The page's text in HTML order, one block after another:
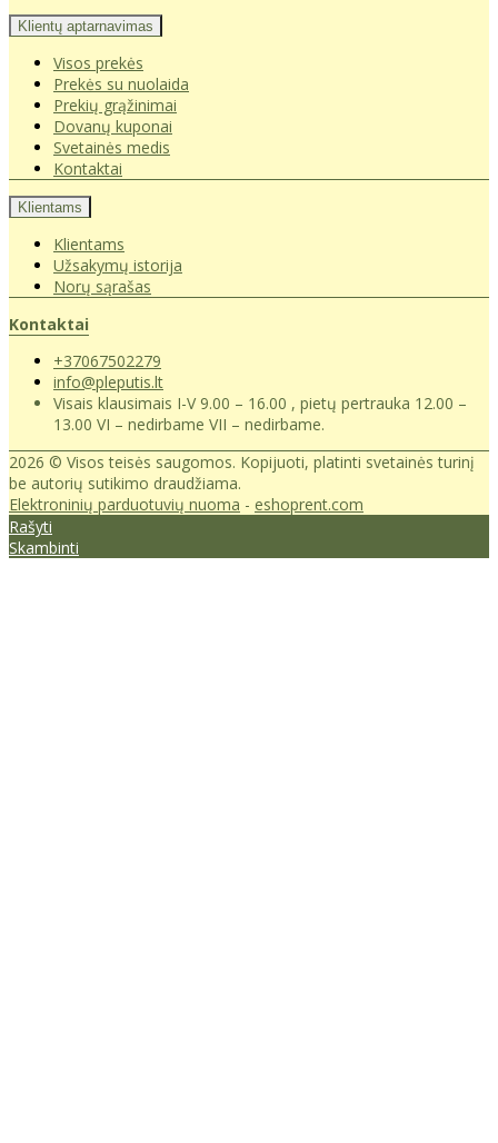
Klientų aptarnavimas
Visos prekės
Prekės su nuolaida
Prekių grąžinimai
Dovanų kuponai
Svetainės medis
Kontaktai
Klientams
Klientams
Užsakymų istorija
Norų sąrašas
Kontaktai
+37067502279
info@pleputis.lt
Visais klausimais I-V 9.00 – 16.00 , pietų pertrauka 12.00 –
13.00 VI – nedirbame VII – nedirbame.
2026 © Visos teisės saugomos. Kopijuoti, platinti svetainės turinį
be autorių sutikimo draudžiama.
Elektroninių parduotuvių nuoma - eshoprent.com
Rašyti
Skambinti